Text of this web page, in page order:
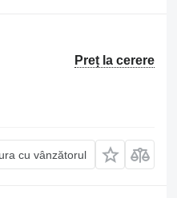
Preț la cerere
cu vânzătorul